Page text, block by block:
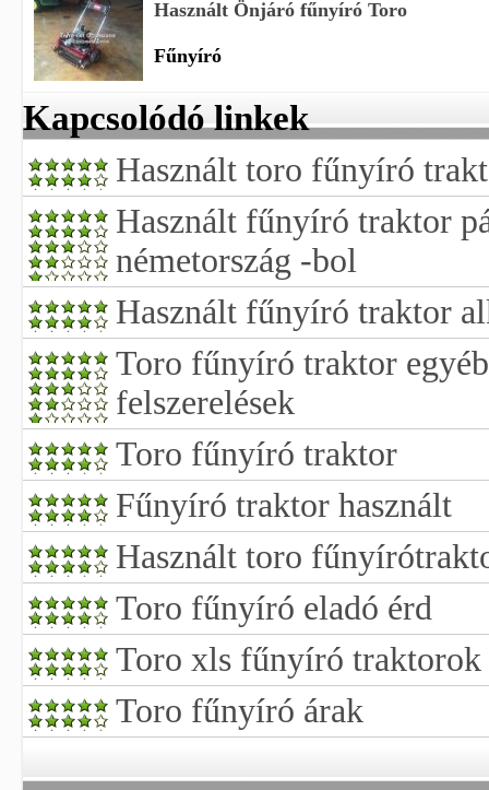
Használt Önjáró fűnyíró Toro
Fűnyíró
Kapcsolódó linkek
Használt toro fűnyíró
Használt fűnyíró traktor
németország -bol
Használt fűnyíró traktor
Toro fűnyíró traktor
felszerelések
Toro fűnyíró traktor
Fűnyíró traktor használt
Használt toro
Toro fűnyíró eladó érd
Toro xls fűnyíró traktorok
Toro fűnyíró árak